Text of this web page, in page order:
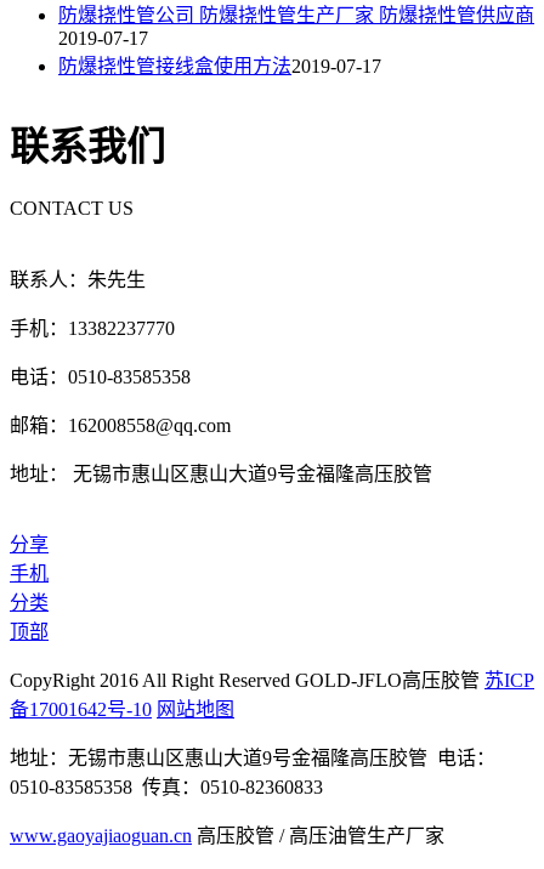
防爆挠性管公司 防爆挠性管生产厂家 防爆挠性管供应商
2019-07-17
防爆挠性管接线盒使用方法2019-07-17
联系我们
CONTACT US
联系人：朱先生
手机：13382237770
电话：0510-83585358
邮箱：162008558@qq.com
地址： 无锡市惠山区惠山大道9号金福隆高压胶管
分享
手机
分类
顶部
CopyRight 2016 All Right Reserved GOLD-JFLO高压胶管 苏ICP
备17001642号-10 网站地图
地址：无锡市惠山区惠山大道9号金福隆高压胶管 电话：
0510-83585358 传真：0510-82360833
www.gaoyajiaoguan.cn 高压胶管 / 高压油管生产厂家